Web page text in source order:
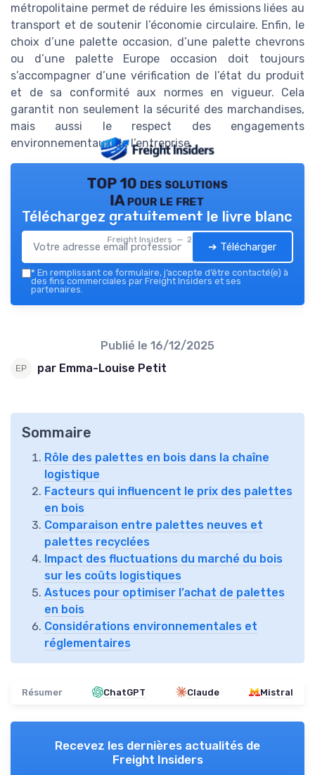
métropolitaine permet de réduire les émissions liées au
transport et de soutenir l’économie circulaire. Enfin, le
choix d’une palette occasion, d’une palette chevrons
ou d’une palette Europe occasion doit toujours
s’accompagner d’une vérification de l’état du produit
et de sa conformité aux normes en vigueur. Cela
garantit non seulement la sécurité des marchandises,
mais aussi le respect des engagements
environnementaux de l’entreprise.
TOP 10 des solutions
IA pour le fret
Freight Insiders — 2026
Téléchargez gratuitement le livre blanc
➔ Télécharger
* En remplissant ce formulaire, j’accepte d’être contacté(e) à
des fins commerciales par Freight Insiders et ses
partenaires.
Publié le 16/12/2025
par Emma-Louise Petit
Sommaire
Rôle des palettes en bois dans la chaîne
logistique
Facteurs qui influencent le prix des palettes
en bois
Comparaison entre palettes neuves et
palettes recyclées
Impact des fluctuations du marché du bois
sur les coûts logistiques
Astuces pour optimiser l’achat de palettes
en bois
Considérations environnementales et
réglementaires
Résumer ChatGPT Claude Mistral
Recevez les dernières actualités de
Freight Insiders